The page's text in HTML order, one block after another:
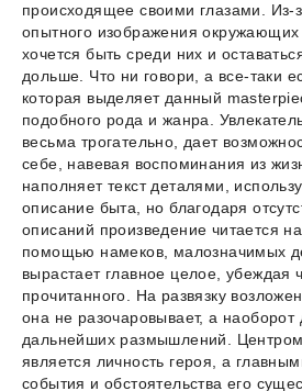
происходящее своими глазами. Из-
опытного изображения окружающих
хочется быть среди них и
дольше. Что ни говори, а все-таки
которая выделяет данный
подобного рода и жанра.
весьма трогательно, дает
себе, навевая воспоминания из
наполняет текст деталями,
описание быта, но благодаря
описаний произведение читается
помощью намеков, малозначимых
вырастает главное целое, убеждая
прочитанного. На развязку
она не разочаровывает, а наоборот
дальнейших размышлений.
является личность героя, а
события и обстоятельства его